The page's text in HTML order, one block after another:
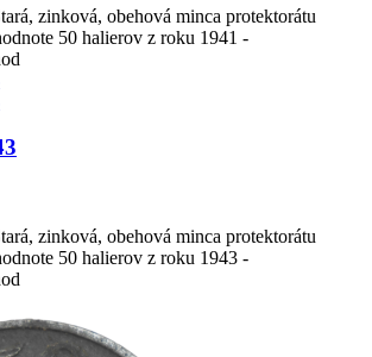
zinková, obehová minca protektorátu
50 halierov z roku 1941 -
zinková, obehová minca protektorátu
50 halierov z roku 1943 -